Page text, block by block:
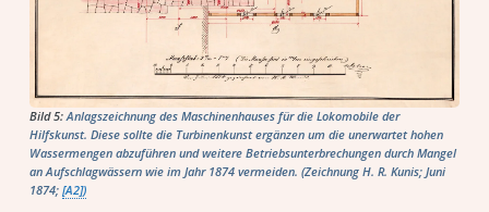
Bild 5:Anlagszeichnung des Maschinenhauses für die Lokomobile der
Hilfskunst. Diese sollte die Turbinenkunst ergänzen um die unerwartet hohen
Wassermengen abzuführen und weitere Betriebsunterbrechungen durch Mangel
an Aufschlagwässern wie im Jahr 1874 vermeiden. (Zeichnung H. R. Kunis; Juni
1874; [A2])